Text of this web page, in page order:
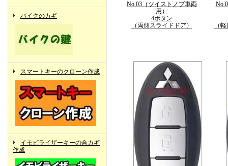
バイクのカギ
スマートキーのクローン作成
イモビライザーキーの合カギ
作成
No.03（ツイストノブ車両
用）
4ボタン
（両側スライドドア）
（